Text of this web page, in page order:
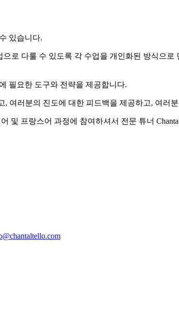
있습니다.
로 다룰 수 있도록 각 수업을 개인화된 방식으
필요한 도구와 전략을 제공합니다.
여러분의 진도에 대한 피드백을 제공하고, 여러
프랑스어 과정에 참여하셔서 전문 튜너